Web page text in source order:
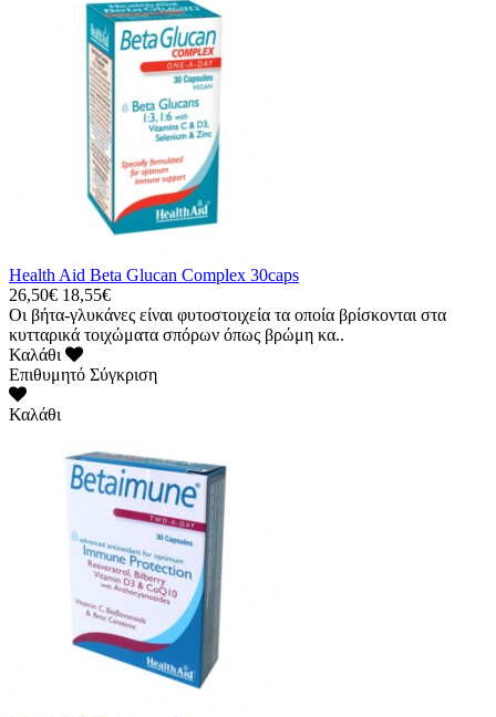
Health Aid Beta Glucan Complex 30caps
26,50€ 18,55€
Οι βήτα-γλυκάνες είναι φυτοστοιχεία τα οποία βρίσκονται στα
κυτταρικά τοιχώματα σπόρων όπως βρώμη κα..
Καλάθι
Επιθυμητό Σύγκριση
Καλάθι